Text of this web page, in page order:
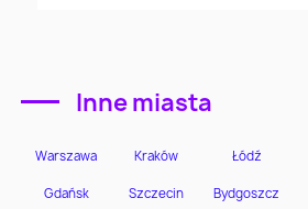
Inne miasta